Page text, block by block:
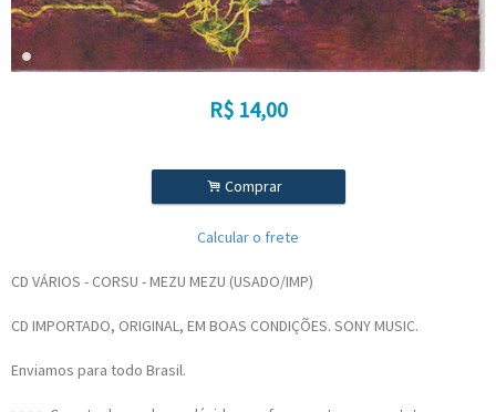
R$ 14,00
. Comprar
Calcular o frete
CD VÁRIOS - CORSU - MEZU MEZU (USADO/IMP)
CD IMPORTADO, ORIGINAL, EM BOAS CONDIÇÕES. SONY MUSIC.
Enviamos para todo Brasil.